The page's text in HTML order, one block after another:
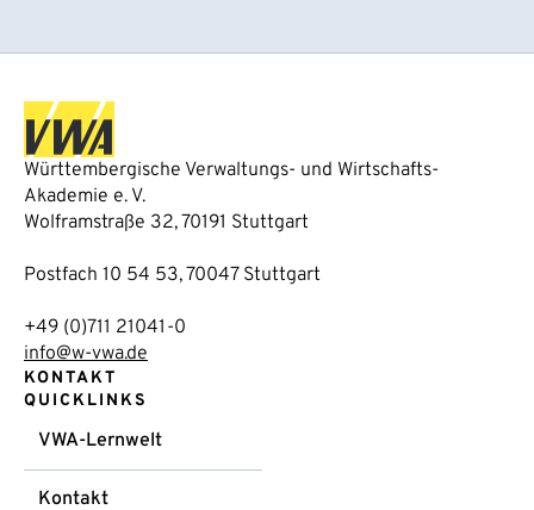
Württembergische Verwaltungs- und Wirtschafts-
Akademie e. V.
Wolframstraße 32, 70191 Stuttgart
Postfach 10 54 53, 70047 Stuttgart
+49 (0)711 21041-0
info@w-vwa.de
KONTAKT
QUICKLINKS
VWA-Lernwelt
Kontakt